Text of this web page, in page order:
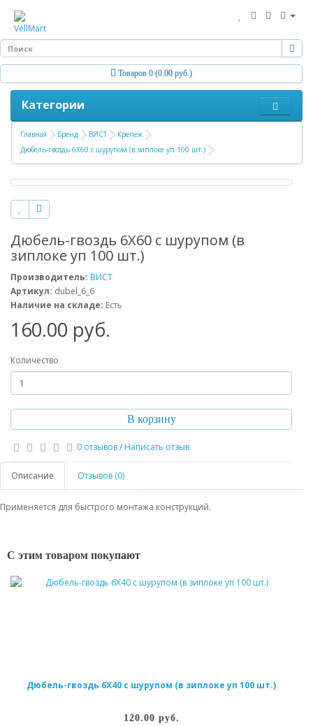
Товаров 0 (0.00 руб.)
Категории
Главная Бренд ВИСТ
Крепеж
Дюбель-гвоздь 6Х60 с шурупом (в зиплоке уп 100 шт.)
Дюбель-гвоздь 6Х60 с шурупом (в
зиплоке уп 100 шт.)
Производитель: ВИСТ
Артикул: dubel_6_6
Наличие на складе: Есть
160.00 руб.
Количество
В корзину
0 отзывов/ Написать отзыв
Описание Отзывов (0)
Применяется для быстрого монтажа конструкций.
С этим товаром покупают
Дюбель-гвоздь 6Х40 с шурупом (в зиплоке уп 100 шт.)
120.00 руб.